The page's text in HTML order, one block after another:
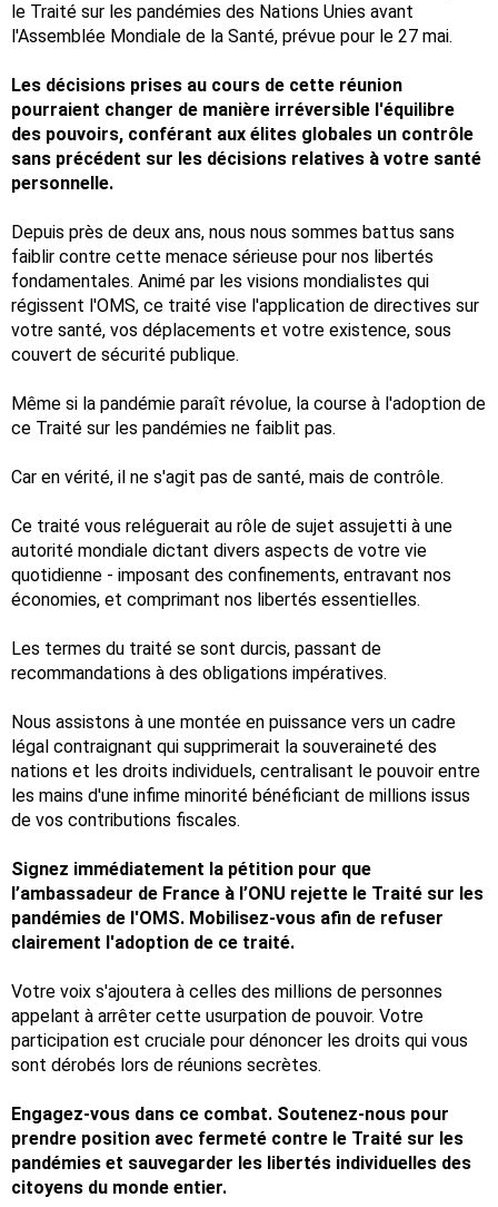
le Traité sur les pandémies des Nations Unies avant
l'Assemblée Mondiale de la Santé, prévue pour le 27 mai.
Les décisions prises au cours de cette réunion
pourraient changer de manière irréversible l'équilibre
des pouvoirs, conférant aux élites globales un contrôle
sans précédent sur les décisions relatives à votre santé
personnelle.
Depuis près de deux ans, nous nous sommes battus sans
faiblir contre cette menace sérieuse pour nos libertés
fondamentales. Animé par les visions mondialistes qui
régissent l'OMS, ce traité vise l'application de directives sur
votre santé, vos déplacements et votre existence, sous
couvert de sécurité publique.
Même si la pandémie paraît révolue, la course à l'adoption de
ce Traité sur les pandémies ne faiblit pas.
Car en vérité, il ne s'agit pas de santé, mais de contrôle.
Ce traité vous reléguerait au rôle de sujet assujetti à une
autorité mondiale dictant divers aspects de votre vie
quotidienne - imposant des confinements, entravant nos
économies, et comprimant nos libertés essentielles.
Les termes du traité se sont durcis, passant de
recommandations à des obligations impératives.
Nous assistons à une montée en puissance vers un cadre
légal contraignant qui supprimerait la souveraineté des
nations et les droits individuels, centralisant le pouvoir entre
les mains d'une infime minorité bénéficiant de millions issus
de vos contributions fiscales.
Signez immédiatement la pétition pour que
l’ambassadeur de France à l’ONU rejette le Traité sur les
pandémies de l'OMS. Mobilisez-vous afin de refuser
clairement l'adoption de ce traité.
Votre voix s'ajoutera à celles des millions de personnes
appelant à arrêter cette usurpation de pouvoir. Votre
participation est cruciale pour dénoncer les droits qui vous
sont dérobés lors de réunions secrètes.
Engagez-vous dans ce combat. Soutenez-nous pour
prendre position avec fermeté contre le Traité sur les
pandémies et sauvegarder les libertés individuelles des
citoyens du monde entier.